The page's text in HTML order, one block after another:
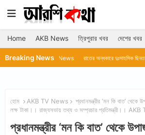
Home AKB News ত্রিপুরার খবর দেশের খবর
Breaking News
TV News রাতের অন্ধকারে দুঃসাহসিক ছিনতাইয়ের
হোম AKB TV News
প্রধানমন্ত্রীর ‘মন কি বাত’ থেকে
লক্ষ টাকা।। রাজ্যসভায় তথ্য ও সম্প্রচার প্রতিমন্ত্রী।।
প্রধানমন্ত্রীর ‘মন কি বাত’ থেকে